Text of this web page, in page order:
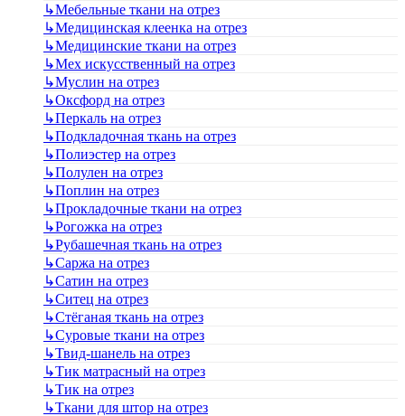
↳Мебельные ткани на отрез
↳Медицинская клеенка на отрез
↳Медицинские ткани на отрез
↳Мех искусственный на отрез
↳Муслин на отрез
↳Оксфорд на отрез
↳Перкаль на отрез
↳Подкладочная ткань на отрез
↳Полиэстер на отрез
↳Полулен на отрез
↳Поплин на отрез
↳Прокладочные ткани на отрез
↳Рогожка на отрез
↳Рубашечная ткань на отрез
↳Саржа на отрез
↳Сатин на отрез
↳Ситец на отрез
↳Стёганая ткань на отрез
↳Суровые ткани на отрез
↳Твид-шанель на отрез
↳Тик матрасный на отрез
↳Тик на отрез
↳Ткани для штор на отрез